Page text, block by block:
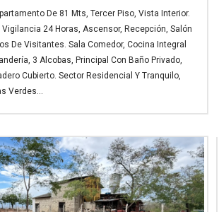
De 81 Mts, Tercer Piso, Vista Interior.
Vigilancia 24 Horas, Ascensor, Recepción, Salón
De Visitantes. Sala Comedor, Cocina Integral
3 Alcobas, Principal Con Baño Privado,
Cubierto. Sector Residencial Y Tranquilo,
Verdes...